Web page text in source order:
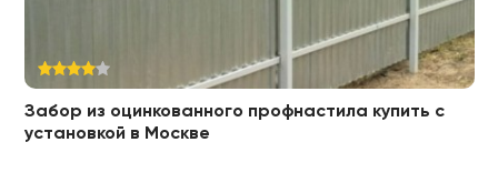
Забор из оцинкованного профнастила купить с
установкой в Москве